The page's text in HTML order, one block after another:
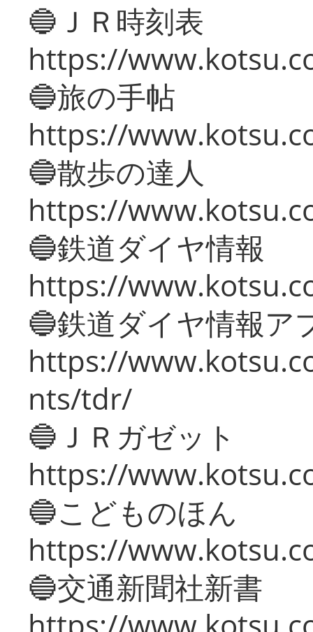
🔵ＪＲ時刻表
https://
🔵旅の手帖
https://
🔵散歩の達人
https://
🔵鉄道ダイヤ情報
https://
🔵鉄道ダイヤ情報ア
https://
nts/tdr/
🔵ＪＲガゼット
https://
🔵こどものほん
https://
🔵交通新聞社新書